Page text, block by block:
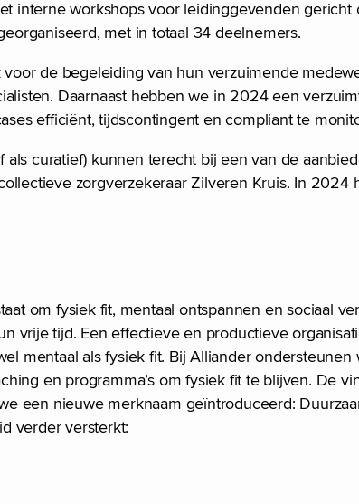
interne workshops voor leidinggevenden gericht
met in totaal 34 deelnemers.
de begeleiding van hun verzuimende
Daarnaast hebben we in 2024 een
efficiënt, tijdscontingent en compliant te
curatief) kunnen terecht bij een van de
zorgverzekeraar Zilveren Kruis. In
om fysiek fit, mentaal ontspannen en sociaal
vrije tijd. Een effectieve en productieve
mentaal als fysiek fit. Bij Alliander
en programma’s om fysiek fit te blijven. De
een nieuwe merknaam geïntroduceerd:
verder versterkt: